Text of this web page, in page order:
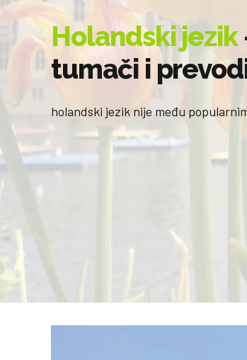
Holandski jezik
tumači i
holandski jezik nije među